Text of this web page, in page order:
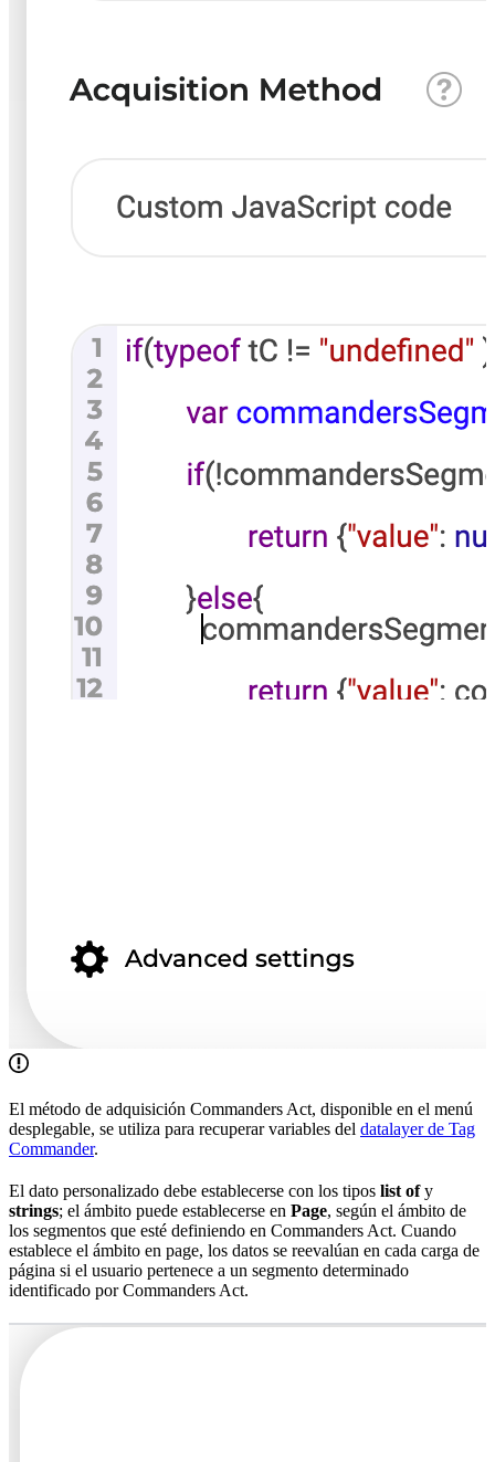
El método de adquisición Commanders Act, disponible en el menú
desplegable, se utiliza para recuperar variables del datalayer de Tag
Commander.
El dato personalizado debe establecerse con los tipos list ofy
strings; el ámbito puede establecerse en Page, según el ámbito de
los segmentos que esté definiendo en Commanders Act. Cuando
establece el ámbito en page, los datos se reevalúan en cada carga de
página si el usuario pertenece a un segmento determinado
identificado por Commanders Act.